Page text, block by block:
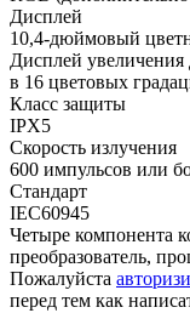
Дисплей
10,4-дюймовый
Дисплей увеличения
в 16 цветовых
Класс защиты
IPX5
Скорость излучения
600 импульсов или
Стандарт
IEC60945
Четыре компонента
преобразователь,
Пожалуйста
перед тем как